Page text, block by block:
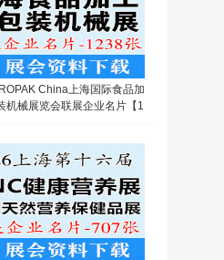
China上海国际食品加
机械展览会联展企业名片【1